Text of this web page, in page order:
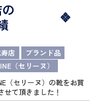
店
ブランド品
（セリーヌ）
（セリーヌ）の靴をお買
せて頂きました！